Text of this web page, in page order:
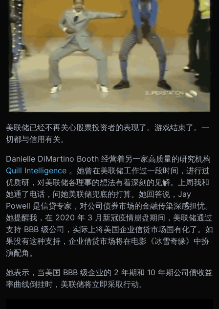
美联储已经不再关心股票投资者的表现了。游戏结束了。一
切都与信用有关。
Danielle DiMartino Booth 经营着另一家高质量的研究机构
Quill Intelligence 。她曾在美联储工作过一段时间，进行过
优质研，对美联储各理事的想法有着深刻的见解。上周我和
她通了电话，问她美联储兜底的打算。她回答说，Jay
Powell 是信贷专家，对公司债券市场的金融传染深感担忧。
她提醒我，在 2020 年 3 月新冠疫情崩盘期间，美联储通过
支持 BBB 级公司，实际上将美国企业信贷市场国有化了。如
果没有这种支持，企业借贷市场将在电影《冰雪奇缘》中扮
演配角。
她表示，当美国 BBB 级企业的 2 年期和 10 年期公司债收益
率曲线倒挂时，美联储将立即采取行动。